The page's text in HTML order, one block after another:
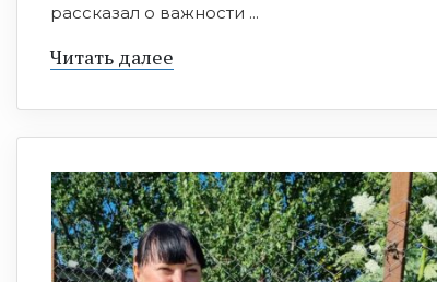
рассказал о важности ...
Читать далее